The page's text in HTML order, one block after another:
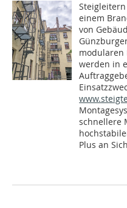
einem
von
modularen
werden in
schnellere
Plus an